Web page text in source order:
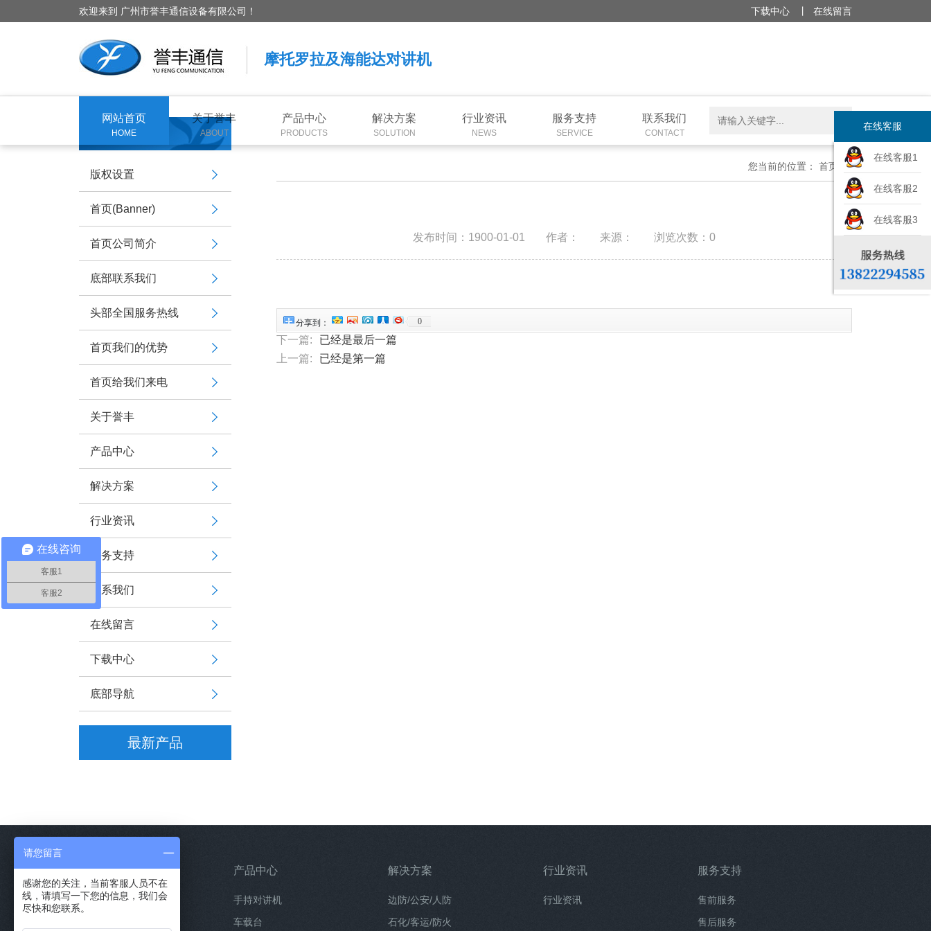
欢迎来到 广州市誉丰通信设备有限公司！ 下载中心 在线留言
摩托罗拉及海能达对讲机
网站首页
HOME
关于誉丰
ABOUT
产品中心
PRODUCTS
解决方案
SOLUTION
行业资讯
NEWS
服务支持
SERVICE
联系我们
CONTACT
版权设置
首页(Banner)
首页公司简介
底部联系我们
头部全国服务热线
首页我们的优势
首页给我们来电
关于誉丰
产品中心
解决方案
行业资讯
服务支持
联系我们
在线留言
下载中心
底部导航
最新产品
您当前的位置： 首页 >
发布时间：1900-01-01 作者： 来源： 浏览次数：0
分享到： 0
下一篇:
已经是最后一篇
上一篇:
已经是第一篇
关于誉丰
公司简介
产品中心
手持对讲机
车载台
解决方案
边防/公安/人防
石化/客运/防火
行业资讯
行业资讯
服务支持
售前服务
售后服务
在线客服
在线客服1
在线客服2
在线客服3
在线咨询
客服1
客服2
请您留言
感谢您的关注，当前客服人员不在
线，请填写一下您的信息，我们会
尽快和您联系。